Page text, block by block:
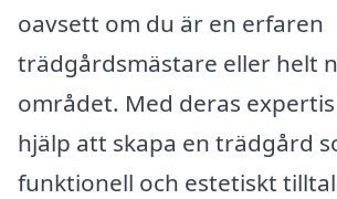
oavsett om du är en erfaren
trädgårdsmästare eller helt
området. Med deras
hjälp att skapa en trädgård
funktionell och estetiskt